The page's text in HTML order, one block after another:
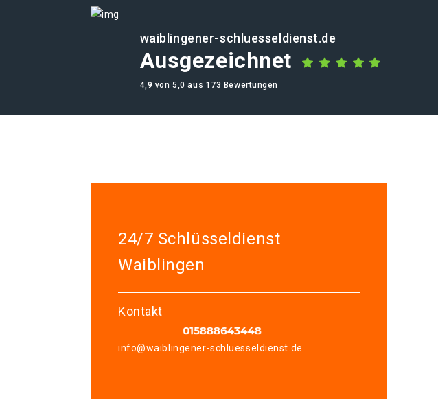
waiblingener-schluesseldienst.de
Ausgezeichnet
4,9 von 5,0 aus 173 Bewertungen
24/7 Schlüsseldienst
Waiblingen
Kontakt
info@waiblingener-schluesseldienst.de